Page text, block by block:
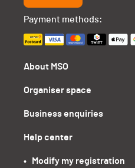
About MSO
Organiser space
Business enquiries
Help center
•   Modify my registration
Payment methods: